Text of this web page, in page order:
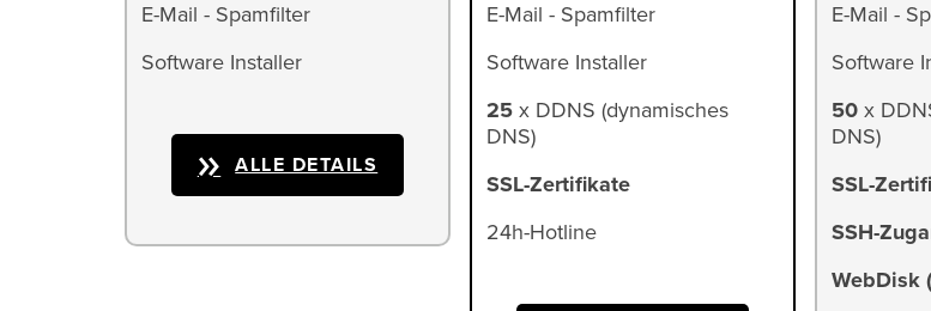
E-Mail - Spamfilter
Software Installer
ALLE DETAILS
E-Mail - Spamfilter
Software Installer
25x DDNS (dynamisches
DNS)
SSL-Zertifikate
24h-Hotline
E-Mail -
Software
50x
DNS)
SSL-
SSH-
WebDisk